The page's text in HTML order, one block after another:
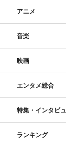
アニメ
音楽
映画
エンタメ総合
特集・インタビ
ランキング